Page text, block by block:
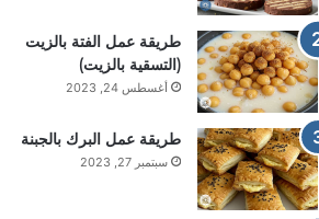
طريقة عمل الفتة بالزيت
(التسقية بالزيت)
أغسطس 24, 2023
طريقة عمل البرك بالجبنة
سبتمبر 27, 2023